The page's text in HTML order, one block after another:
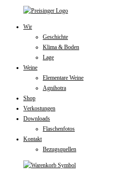
InhaltWir
Geschichte
Klima & Boden
Lage
Weine
Elementare Weine
Agnihotra
Shop
Verkostungen
Downloads
Flaschenfotos
Kontakt
Bezugsquellen